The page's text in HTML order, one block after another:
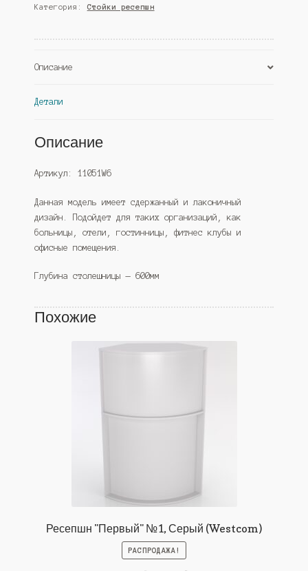
с
кантом,
(Westcom)
Категория: Стойки ресепшн
Описание
Детали
Описание
Артикул: 11051W6
Данная модель имеет сдержанный и лаконичный
дизайн. Подойдет для таких организаций, как
больницы, отели, гостинницы, фитнес клубы и
офисные помещения.
Глубина столешницы — 600мм
Похожие
Ресепшн "Первый" №1, Серый (Westcom)
РАСПРОДАЖА!